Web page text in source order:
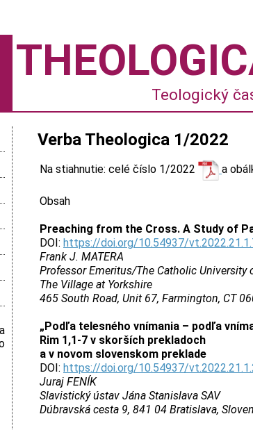
Teologický
Verba Theologica 1/2022
Na stiahnutie: celé číslo 1/2022 a
Obsah
Preaching from the Cross. A Study of
DOI: https://doi.org/10.54937/
Frank J. MATERA
Professor Emeritus/The Catholic University
The Village at Yorkshire
465 South Road, Unit 67, Farmington, CT
„Podľa telesného vnímania – podľa
Rim 1,1-7 v skorších prekladoch
a v novom slovenskom preklade
DOI: https://doi.org/10.54937/
Juraj FENÍK
Slavistický ústav Jána Stanislava SAV
Dúbravská cesta 9, 841 04 Bratislava,